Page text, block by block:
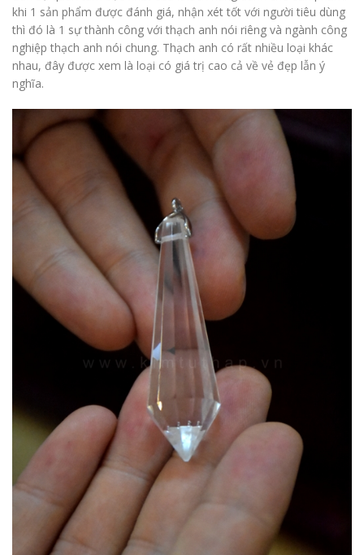
khi 1 sản phẩm được đánh giá, nhận xét tốt với người tiêu dùng
thì đó là 1 sự thành công với thạch anh nói riêng và ngành công
nghiệp thạch anh nói chung. Thạch anh có rất nhiều loại khác
nhau, đây được xem là loại có giá trị cao cả về vẻ đẹp lẫn ý
nghĩa.